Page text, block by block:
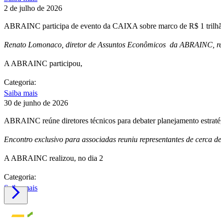
2 de julho de 2026
ABRAINC participa de evento da CAIXA sobre marco de R$ 1
Renato Lomonaco, diretor de Assuntos Econômicos da ABRAINC,
A ABRAINC participou,
Categoria:
Saiba mais
30 de junho de 2026
ABRAINC reúne diretores técnicos para debater planejamento
Encontro exclusivo para associadas reuniu representantes de cerca
A ABRAINC realizou, no dia 2
Categoria:
Saiba mais
